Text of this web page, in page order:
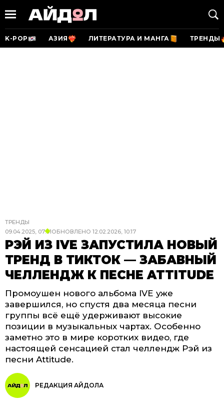
K-POP АЗИЯ ЛИТЕРАТУРА И МАНГА ТРЕНДЫ
ТРЕНДЫ
09.04.2025, 07:01ОБНОВЛЕНО 12.02.2026, 10:17
РЭЙ ИЗ IVE ЗАПУСТИЛА НОВЫЙ
ТРЕНД В ТИКТОК — ЗАБАВНЫЙ
ЧЕЛЛЕНДЖ К ПЕСНЕ ATTITUDE
Промоушен нового альбома IVE уже
завершился, но спустя два месяца песни
группы всё ещё удерживают высокие
позиции в музыкальных чартах. Особенно
заметно это в мире коротких видео, где
настоящей сенсацией стал челлендж Рэй из
песни Attitude.
РЕДАКЦИЯ АЙДОЛА